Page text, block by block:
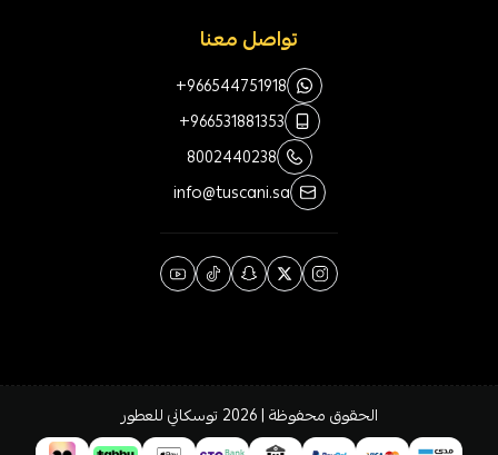
تواصل معنا
+966544751918
+966531881353
8002440238
info@tuscani.sa
الحقوق محفوظة | 2026 توسكاني للعطور